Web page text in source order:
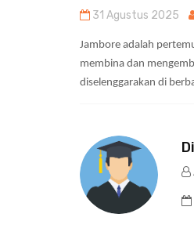
31 Agustus 2025
Jambore adalah
membina dan
diselenggarakan di